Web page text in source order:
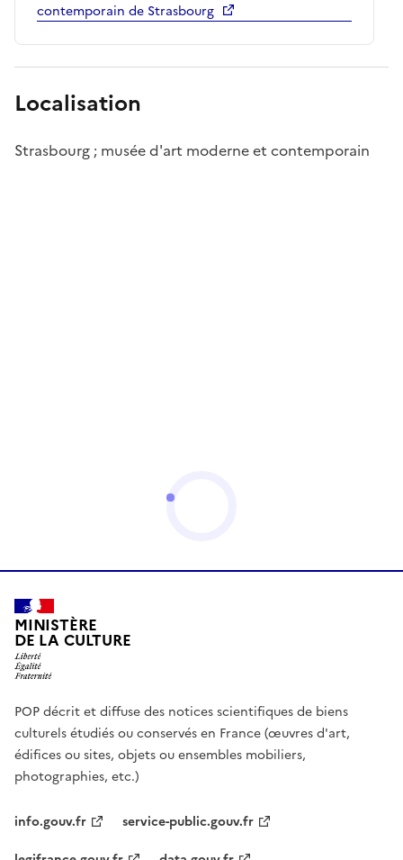
contemporain de Strasbourg
Localisation
Strasbourg ; musée d'art moderne et contemporain
MINISTÈRE
DE LA CULTURE
POP décrit et diffuse des notices scientifiques de biens
culturels étudiés ou conservés en France (œuvres d'art,
édifices ou sites, objets ou ensembles mobiliers,
photographies, etc.)
info.gouv.fr
service-public.gouv.fr